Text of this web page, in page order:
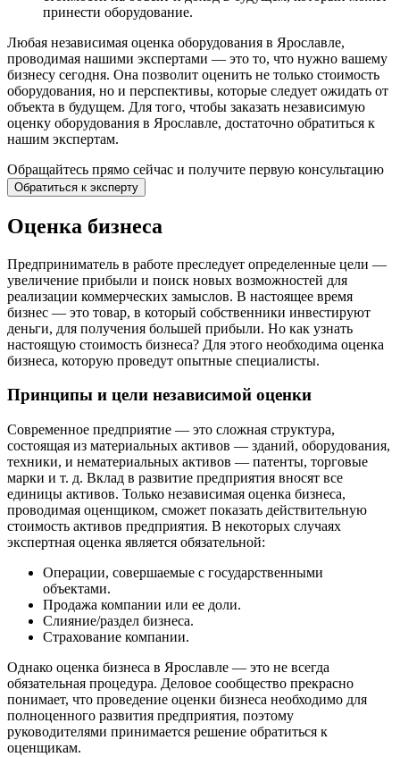
принести оборудование.
Любая независимая оценка оборудования в Ярославле,
проводимая нашими экспертами — это то, что нужно вашему
бизнесу сегодня. Она позволит оценить не только стоимость
оборудования, но и перспективы, которые следует ожидать от
объекта в будущем. Для того, чтобы заказать независимую
оценку оборудования в Ярославле, достаточно обратиться к
нашим экспертам.
Обращайтесь прямо сейчас и получите первую консультацию
Обратиться к эксперту
Оценка бизнеса
Предприниматель в работе преследует определенные цели —
увеличение прибыли и поиск новых возможностей для
реализации коммерческих замыслов. В настоящее время
бизнес — это товар, в который собственники инвестируют
деньги, для получения большей прибыли. Но как узнать
настоящую стоимость бизнеса? Для этого необходима оценка
бизнеса, которую проведут опытные специалисты.
Принципы и цели независимой оценки
Современное предприятие — это сложная структура,
состоящая из материальных активов — зданий, оборудования,
техники, и нематериальных активов — патенты, торговые
марки и т. д. Вклад в развитие предприятия вносят все
единицы активов. Только независимая оценка бизнеса,
проводимая оценщиком, сможет показать действительную
стоимость активов предприятия. В некоторых случаях
экспертная оценка является обязательной:
Операции, совершаемые с государственными
объектами.
Продажа компании или ее доли.
Слияние/раздел бизнеса.
Страхование компании.
Однако оценка бизнеса в Ярославле — это не всегда
обязательная процедура. Деловое сообщество прекрасно
понимает, что проведение оценки бизнеса необходимо для
полноценного развития предприятия, поэтому
руководителями принимается решение обратиться к
оценщикам.